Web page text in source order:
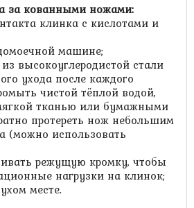
за кованными ножами:
клинка с кислотами и
машине;
высокоуглеродистой стали
ухода после каждого
чистой тёплой водой,
тканью или бумажными
протереть нож небольшим
(можно использовать
режущую кромку, чтобы
нагрузки на клинок;
месте.